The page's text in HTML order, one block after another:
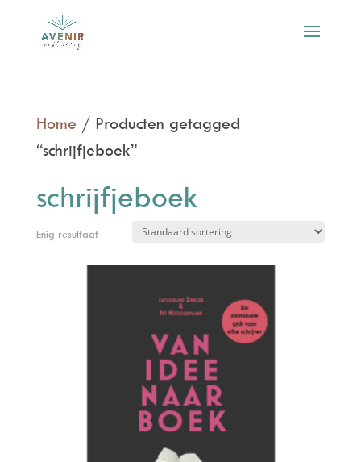
Home / Producten getagged
“schrijfjeboek”
schrijfjeboek
Enig resultaat